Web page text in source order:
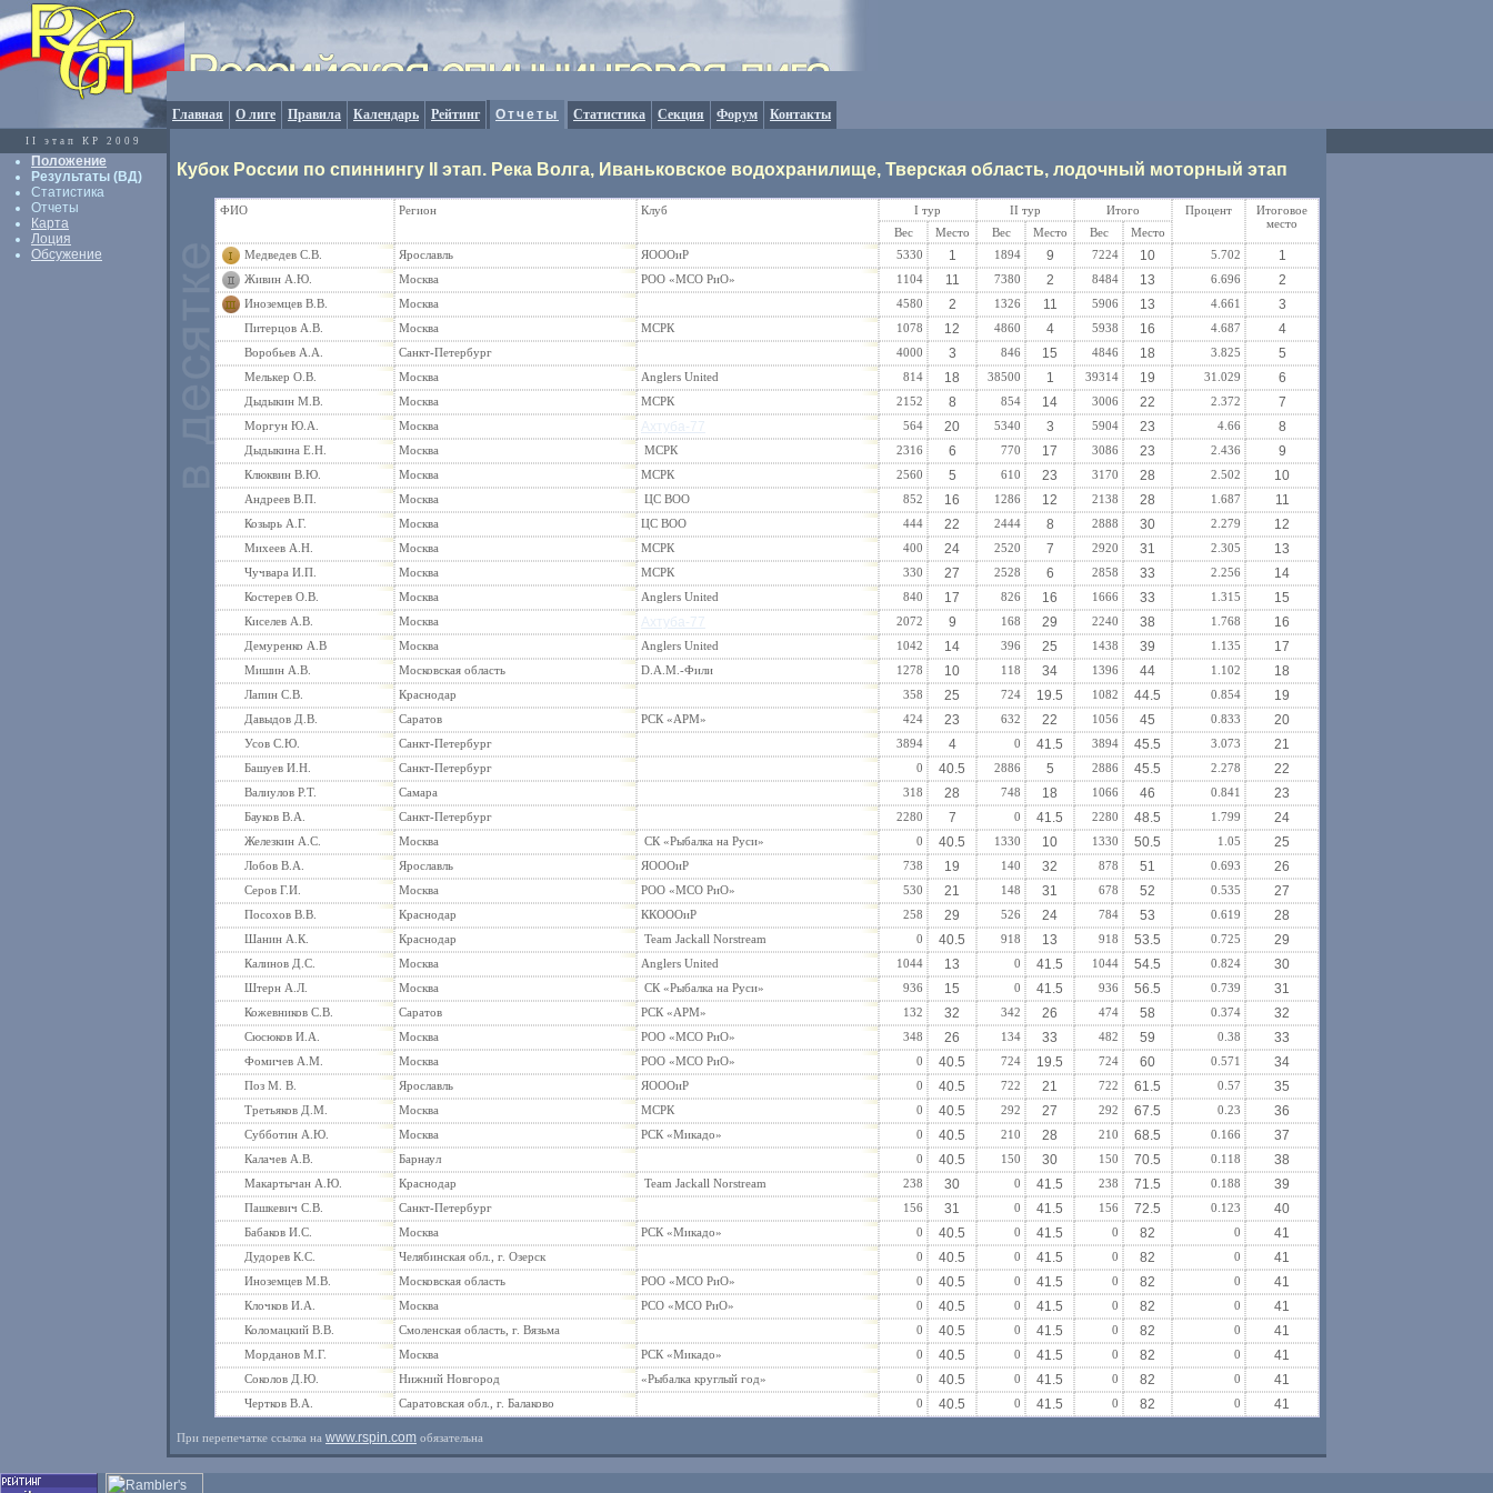
Главная О лиге Правила Календарь Рейтинг Отчеты Статистика Секция Форум Контакты
II этап КР 2009
Положение
Результаты (ВД)
Статистика
Отчеты
Карта
Лоция
Обсужение
Кубок России по спиннингу II этап. Река Волга, Иваньковское водохранилище, Тверская область, лодочный моторный этап
ФИО Регион Клуб I тур II тур Итого Процент
Итоговое
место
Вес Место Вес Место Вес
Место
Медведев С.В.
Ярославль ЯОООиР 5330 1 1894 9 7224 10 5.702 1
Живин А.Ю. Москва РОО «МСО РиО» 1104 11 7380 2 8484 13 6.696 2
Иноземцев В.В. Москва 4580 2 1326 11 5906 13 4.661 3
Питерцов А.В. Москва МСРК 1078 12 4860 4 5938 16 4.687 4
Воробьев А.А. Санкт-Петербург 4000 3 846 15 4846 18 3.825 5
Мелькер О.В. Москва Anglers United 814 18 38500 1 39314 19 31.029 6
Дыдыкин М.В. Москва МСРК 2152 8 854 14 3006 22 2.372 7
Моргун Ю.А. Москва Ахтуба-77 564 20 5340 3 5904 23 4.66 8
Дыдыкина Е.Н. Москва МСРК 2316 6 770 17 3086 23 2.436 9
Клюквин В.Ю. Москва МСРК 2560 5 610 23 3170 28 2.502 10
Андреев В.П. Москва ЦС ВОО 852 16 1286 12 2138 28 1.687 11
Козырь А.Г. Москва ЦС ВОО 444 22 2444 8 2888 30 2.279 12
Михеев А.Н. Москва МСРК 400 24 2520 7 2920 31 2.305 13
Чучвара И.П. Москва МСРК 330 27 2528 6 2858 33 2.256 14
Костерев О.В. Москва Anglers United 840 17 826 16 1666 33 1.315 15
Киселев А.В. Москва Ахтуба-77 2072 9 168 29 2240 38 1.768 16
Демуренко А.В Москва Anglers United 1042 14 396 25 1438 39 1.135 17
Мишин А.В. Московская область D.А.М.-Фили 1278 10 118 34 1396 44 1.102 18
Лапин С.В. Краснодар 358 25 724 19.5 1082 44.5 0.854 19
Давыдов Д.В. Саратов РСК «АРМ» 424 23 632 22 1056 45 0.833 20
Усов С.Ю. Санкт-Петербург 3894 4 0 41.5 3894 45.5 3.073 21
Башуев И.Н. Санкт-Петербург 0 40.5 2886 5 2886 45.5 2.278 22
Валиулов Р.Т. Самара 318 28 748 18 1066 46 0.841 23
Бауков В.А. Санкт-Петербург 2280 7 0 41.5 2280 48.5 1.799 24
Железкин А.С. Москва СК «Рыбалка на Руси» 0 40.5 1330 10 1330 50.5 1.05 25
Лобов В.А. Ярославль ЯОООиР 738 19 140 32 878 51 0.693 26
Серов Г.И. Москва РОО «МСО РиО» 530 21 148 31 678 52 0.535 27
Посохов В.В. Краснодар ККОООиР 258 29 526 24 784 53 0.619 28
Шанин А.К. Краснодар Team Jackall Norstream 0 40.5 918 13 918 53.5 0.725 29
Калинов Д.С. Москва Anglers United 1044 13 0 41.5 1044 54.5 0.824 30
Штерн А.Л. Москва СК «Рыбалка на Руси» 936 15 0 41.5 936 56.5 0.739 31
Кожевников С.В. Саратов РСК «АРМ» 132 32 342 26 474 58 0.374 32
Сюсюков И.А. Москва РОО «МСО РиО» 348 26 134 33 482 59 0.38 33
Фомичев А.М. Москва РОО «МСО РиО» 0 40.5 724 19.5 724 60 0.571 34
Поз М. В. Ярославль ЯОООиР 0 40.5 722 21 722 61.5 0.57 35
Третьяков Д.М. Москва МСРК 0 40.5 292 27 292 67.5 0.23 36
Субботин А.Ю. Москва РСК «Микадо» 0 40.5 210 28 210 68.5 0.166 37
Калачев А.В. Барнаул 0 40.5 150 30 150 70.5 0.118 38
Макартычан А.Ю. Краснодар Team Jackall Norstream 238 30 0 41.5 238 71.5 0.188 39
Пашкевич С.В. Санкт-Петербург 156 31 0 41.5 156 72.5 0.123 40
Бабаков И.С. Москва РСК «Микадо» 0 40.5 0 41.5 0 82 0 41
Дудорев К.С. Челябинская обл., г. Озерск 0 40.5 0 41.5 0 82 0 41
Иноземцев М.В. Московская область РОО «МСО РиО» 0 40.5 0 41.5 0 82 0 41
Клочков И.А. Москва РСО «МСО РиО» 0 40.5 0 41.5 0 82 0 41
Коломацкий В.В. Смоленская область, г. Вязьма 0 40.5 0 41.5 0 82 0 41
Морданов М.Г. Москва РСК «Микадо» 0 40.5 0 41.5 0 82 0 41
Соколов Д.Ю. Нижний Новгород «Рыбалка круглый год» 0 40.5 0 41.5 0 82 0 41
Чертков В.А. Саратовская обл., г. Балаково 0 40.5 0 41.5 0 82 0 41
При перепечатке ссылка на www.rspin.com обязательна